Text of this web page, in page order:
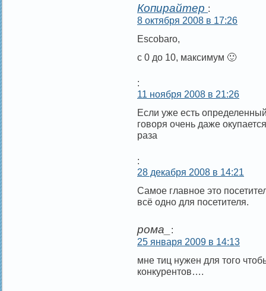
Копирайтер :
8 октября 2008 в 17:26
Escobaro,
с 0 до 10, максимум 🙂
:
11 ноября 2008 в 21:26
Если уже есть
говоря очень даже
раза
:
28 декабря 2008 в 14:21
Самое главное это
всё одно для посетителя.
рома_
:
25 января 2009 в 14:13
мне тиц нужен для того
конкурентов….